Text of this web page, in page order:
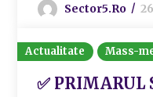
Sector5.ro
Actualitate Mass-
✅ PRIMARUL